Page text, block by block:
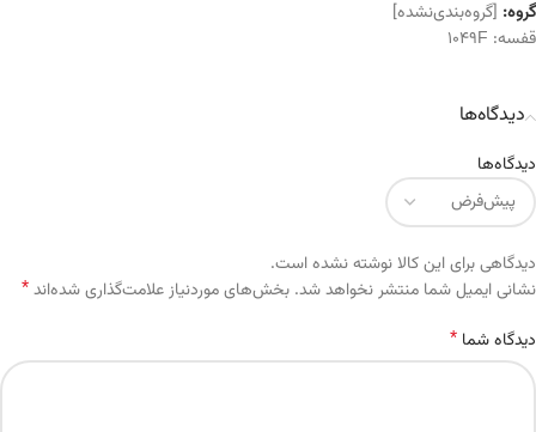
گروه: [گروه‌بندی‌نشده]
قفسه: 1049F
دیدگاه‌ها
دیدگاه‌ها
دیدگاهی برای این کالا نوشته نشده است.
نشانی ایمیل شما منتشر نخواهد شد. بخش‌های موردنیاز علامت‌گذاری شده‌اند*
دیدگاه شما *
Alternative: